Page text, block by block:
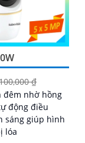
₫
đêm nhờ hồng
động điều
sáng giúp hình
lóa